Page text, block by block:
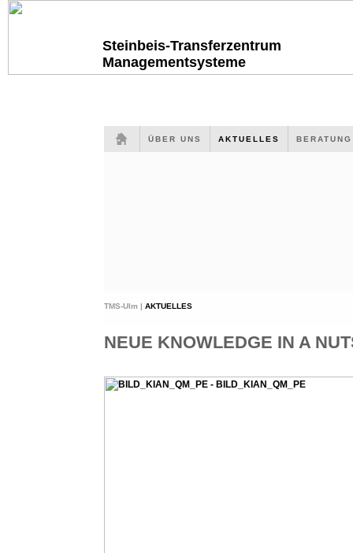
Steinbeis-Transferzentrum
Managementsysteme
ÜBER UNS AKTUELLES
TMS-Ulm | AKTUELLES
NEUE KNOWLEDGE IN A